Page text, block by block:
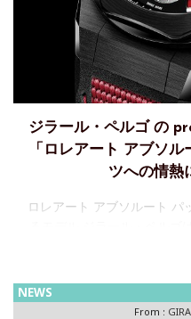
ジラール・ペルゴ の
「ロレアート アブソ
ツへの情熱
ロレアート アブソルート
の世界に情熱を抱く人々
ト
NEWS
From :